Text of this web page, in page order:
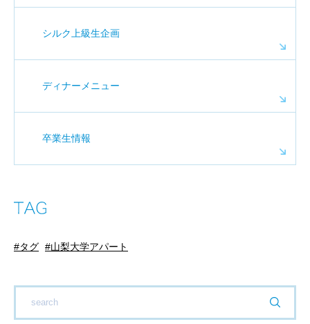
シルク上級生企画
ディナーメニュー
卒業生情報
タグ 山梨大学アパート